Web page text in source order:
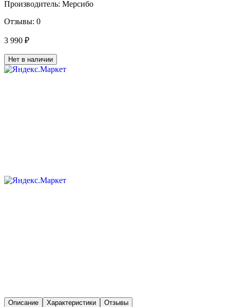
Производитель: Мерсибо
Отзывы: 0
3 990 ₽
Нет в наличии
Описание Характеристики Отзывы